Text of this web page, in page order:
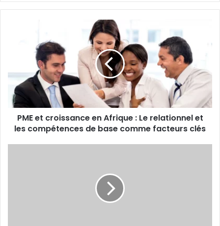
croissance
relationnel
et
les
compétences
de
PME et croissance en Afrique : Le relationnel et
les compétences de base comme facteurs clés